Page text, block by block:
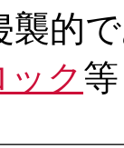
襲的
ク等